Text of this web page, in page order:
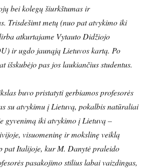
bei kolegų šiurkštumas ir
Trisdešimt metų (nuo pat atvykimo iki
atkurtajame Vytauto Didžiojo
ir ugdo jaunąją Lietuvos kartą. Po
išskubėjo pas jos laukiančius studentus.
buvo pristatyti gerbiamos profesorės
su atvykimu į Lietuvą, pokalbis natūraliai
gyvenimą iki atvykimo į Lietuvą –
visuomeninę ir mokslinę veiklą
pat Italijoje, kur M. Danytė praleido
pasakojimo stilius labai vaizdingas,